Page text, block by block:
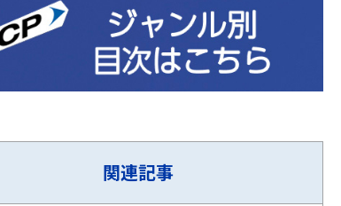
関連記事